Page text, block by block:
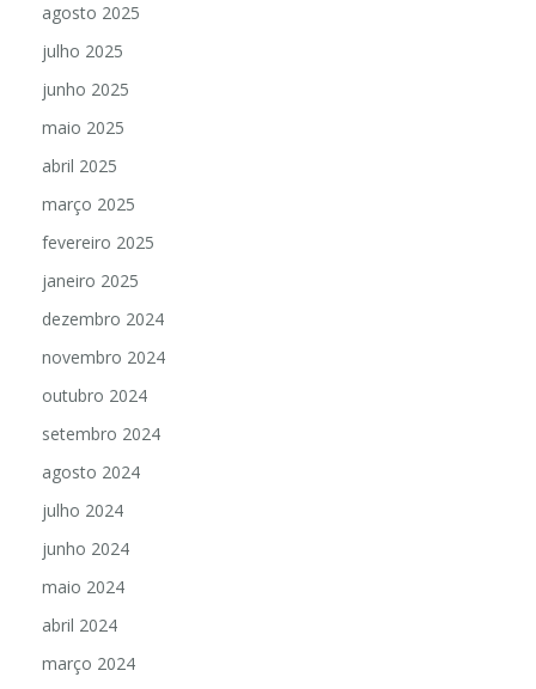
agosto 2025
julho 2025
junho 2025
maio 2025
abril 2025
março 2025
fevereiro 2025
janeiro 2025
dezembro 2024
novembro 2024
outubro 2024
setembro 2024
agosto 2024
julho 2024
junho 2024
maio 2024
abril 2024
março 2024